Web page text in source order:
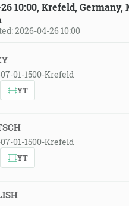
10:00, Krefeld, Germany,
2026-04-26 10:00
01-1500-Krefeld
YT
01-1500-Krefeld
YT